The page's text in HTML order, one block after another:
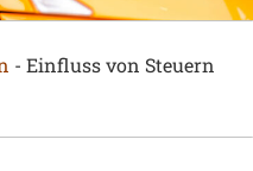
- Einfluss von Steuern